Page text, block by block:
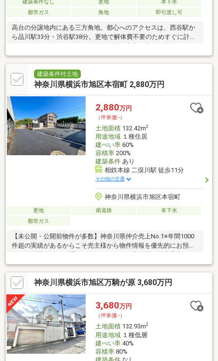
建築条件なし 更地
本下水
都市ガス
角地 即引渡し可
高台の分譲地内にある三方角地。都心へのアクセスは、西谷駅か
ら品川駅33分・渋谷駅38分。更地で解体費不要のためすぐに計画
【周辺環境】セブンイレブン川島町店まで約670m西友鶴ヶ峰店ま
で約1190mクリアエイトSD川島町店まで約850m鶴ヶ峰駅前郵便
局まで約1400m市立不動丸小学校まで約660m市立鶴ヶ峰中学校ま
で約1600mあたご幼稚園まで約500m
建築条件付土地
神奈川県横浜市旭区本宿町 2,880万円
2,880万円
（坪単価:-）
土地面積132.42m2
用途地域１種住居
建ぺい率60%
容積率200%
建築条件あり
相鉄本線 二俣川駅 徒歩11分
その他の交通
神奈川県横浜市旭区本宿町
更地 南道路
本下水
都市ガス
【未公開・公開前物件が多数】神奈川県仲介売上No.1※年間1000
件超の実績があるからこそ売主様から物件情報を優先的にお預か
件もいち早くご紹介します。【サザビーズブランド】世界80以上
の国と地域で展開する高級不動産ブランド「サザビーズ インター
ナショナル リアルティ」の一員として確かな信頼でお住まい探し
をサポート。【List365・充実のアフターサービス】お引渡し後
も、24時間365日の駆けつけや優待販売、延長保証など私たちの
サービスは一生涯続きます。※日経MJ（2025年10月）第43回サー
ビス業総合調査
神奈川県横浜市旭区万騎が原 3,680万円
3,680万円
（坪単価:-）
土地面積132.93m2
用途地域１種低層
建ぺい率40%
容積率80%